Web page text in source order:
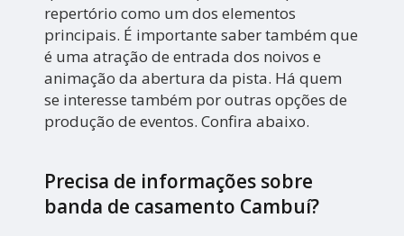
repertório como um dos elementos
principais. É importante saber também que
é uma atração de entrada dos noivos e
animação da abertura da pista. Há quem
se interesse também por outras opções de
produção de eventos. Confira abaixo.
Precisa de informações sobre
banda de casamento Cambuí?